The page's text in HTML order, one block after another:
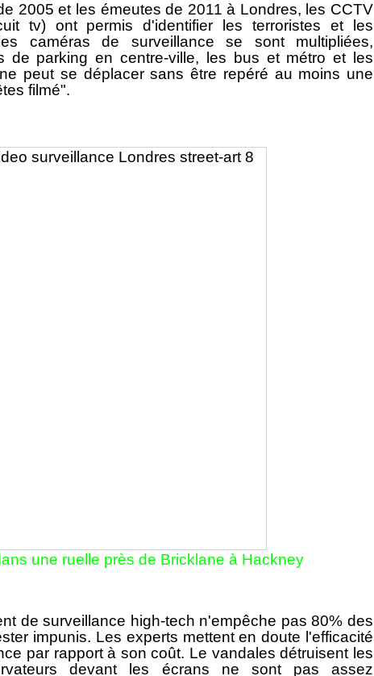
2005 et les émeutes de 2011 à Londres, les CCTV
tv) ont permis d'identifier les terroristes et les
caméras de surveillance se sont multipliées,
de parking en centre-ville, les bus et métro et les
peut se déplacer sans être repéré au moins une
filmé".
une ruelle près de Bricklane à Hackney
de surveillance high-tech n'empêche pas 80% des
impunis. Les experts mettent en doute l'efficacité
par rapport à son coût. Le vandales détruisent les
devant les écrans ne sont pas assez